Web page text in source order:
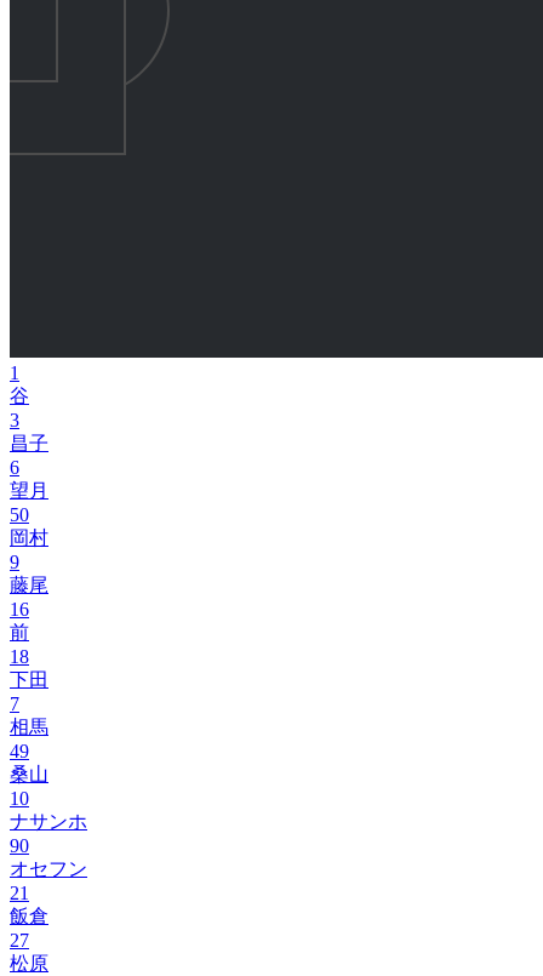
1
谷
3
昌子
6
望月
50
岡村
9
藤尾
16
前
18
下田
7
相馬
49
桑山
10
ナサンホ
90
オセフン
21
飯倉
27
松原